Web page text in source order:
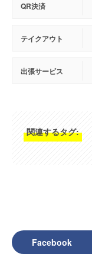
QR決済
テイクアウト
出張サービス
関連するタグ:
Facebook